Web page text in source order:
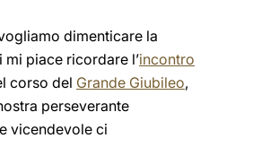
dimenticare la
piace ricordare l’incontro
corso del Grande Giubileo,
perseverante
vicendevole ci